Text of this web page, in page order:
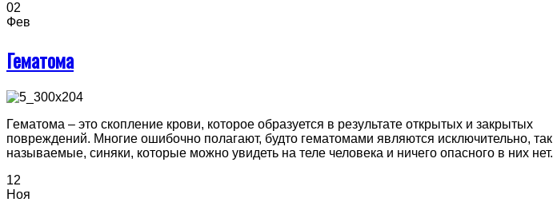
02
Фев
Гематома
Гематома – это скопление крови, которое образуется в результате открытых и закрытых
повреждений. Многие ошибочно полагают, будто гематомами являются исключительно, так
называемые, синяки, которые можно увидеть на теле человека и ничего опасного в них нет.
12
Ноя